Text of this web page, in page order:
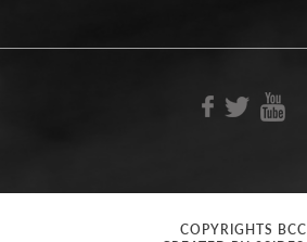
COPYRIGHTS BCC